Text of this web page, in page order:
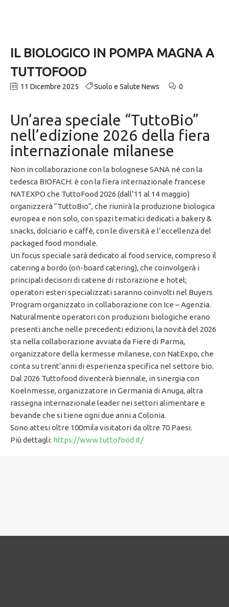
IL BIOLOGICO IN POMPA MAGNA A
TUTTOFOOD
11 Dicembre 2025 Suolo e Salute News 0
Un’area speciale “TuttoBio”
nell’edizione 2026 della fiera
internazionale milanese
Non in collaborazione con la bolognese SANA né con la
tedesca BIOFACH: è con la fiera internazionale francese
NATEXPO che TuttoFood 2026 (dall’11 al 14 maggio)
organizzerà “TuttoBio”, che riunirà la produzione biologica
europea e non solo, con spazi tematici dedicati a bakery &
snacks, dolciario e caffè, con le diversità e l’eccellenza del
packaged food mondiale.
Un focus speciale sarà dedicato al food service, compreso il
catering a bordo (on-board catering), che coinvolgerà i
principali decisori di catene di ristorazione e hotel;
operatori esteri specializzati saranno coinvolti nel Buyers
Program organizzato in collaborazione con Ice – Agenzia.
Naturalmente operatori con produzioni biologiche erano
presenti anche nelle precedenti edizioni, la novità del 2026
sta nella collaborazione avviata da Fiere di Parma,
organizzatore della kermesse milanese, con NatExpo, che
conta su trent’anni di esperienza specifica nel settore bio.
Dal 2026 Tuttofood diventerà biennale, in sinergia con
Koelnmesse, organizzatore in Germania di Anuga, altra
rassegna internazionale leader nei settori alimentare e
bevande che si tiene ogni due anni a Colonia.
Sono attesi oltre 100mila visitatori da oltre 70 Paesi.
Più dettagli: https://www.tuttofood.it/